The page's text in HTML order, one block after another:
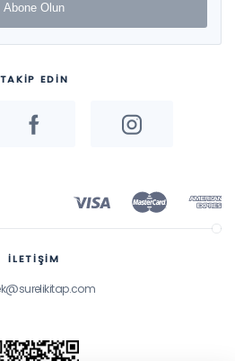
Abone Olun
TAKİP EDİN
İLETİŞİM